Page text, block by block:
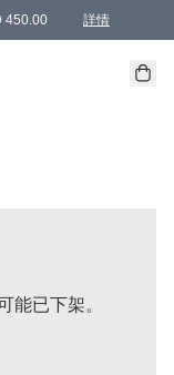
450.00 詳情
members can
貨方式 )
能已下架。